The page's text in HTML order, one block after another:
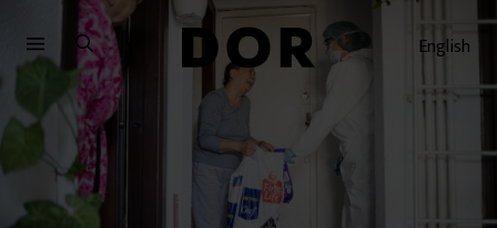
meniu
conținut
English